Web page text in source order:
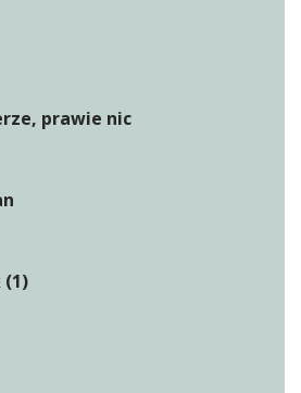
prawie nic
(1)